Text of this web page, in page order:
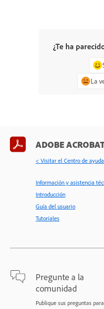
¿Te ha
La
ADOBE
< Visitar el Centro de
Información y asistencia
Introducción
Guía del usuario
Tutoriales
Pregunte a la
comunidad
Publique sus preguntas